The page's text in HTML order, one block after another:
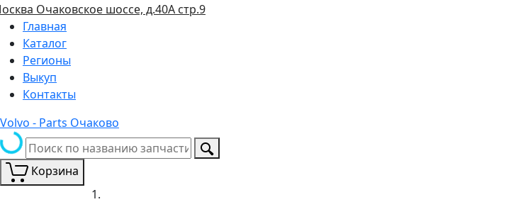
Очаковское шоссе, д.40А стр.9
Главная
Каталог
Регионы
Выкуп
Контакты
Volvo - Parts Очаково
Корзина